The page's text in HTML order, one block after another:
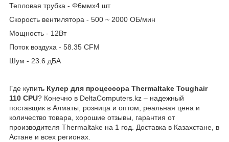
Тепловая трубка - Φ6ммx4 шт
Скорость вентилятора - 500 ~ 2000 ОБ/мин
Мощность - 12Вт
Поток воздуха - 58.35 CFM
Шум - 23.6 дБА
Где купить Кулер для процессора Thermaltake Toughair
110 CPU? Конечно в DeltaComputers.kz – надежный
поставщик в Алматы, розница и оптом, реальная цена и
количество товара, хорошие отзывы, гарантия от
производителя Thermaltake на 1 год. Доставка в Казахстане, в
Астане и всех регионах.